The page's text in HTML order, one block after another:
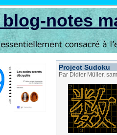
blog-notes
Project Sudoku
Par Didier Müller,